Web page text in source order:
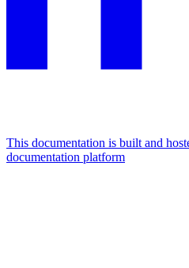
This documentation is built and
documentation platform